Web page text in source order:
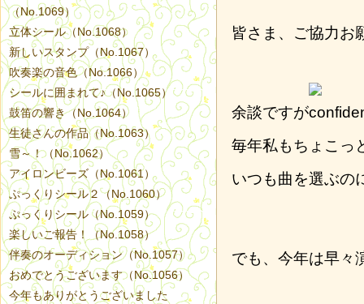
皆さま、ご協力お
余談ですが
毎年私もちょこっ
いつも曲を選ぶの
でも、今年は早々
（No.1069）
立体シール（No.1068）
新しいスタンプ（No.1067）
吹奏楽の音色（No.1066）
シールに囲まれて♪（No.1065）
鼓笛の響き（No.1064）
生徒さんの作品（No.1063）
雪～！（No.1062）
アイロンビーズ（No.1061）
ぷっくりシール２（No.1060）
ぷっくりシール（No.1059）
楽しいご報告！（No.1058）
伴奏のオーディション（No.1057）
おめでとうございます（No.1056）
今年もありがとうございました